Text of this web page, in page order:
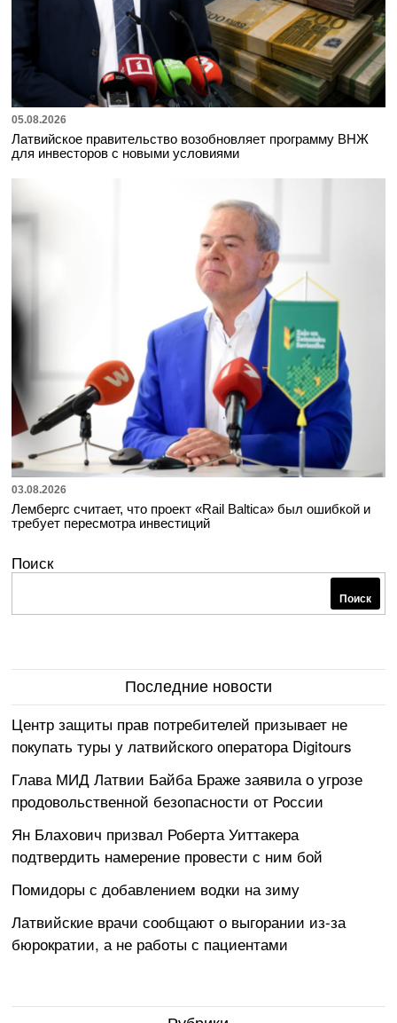
05.08.2026
Латвийское правительство возобновляет программу ВНЖ
для инвесторов с новыми условиями
03.08.2026
Лембергс считает, что проект «Rail Baltica» был ошибкой и
требует пересмотра инвестиций
Поиск
Поиск
Последние новости
Центр защиты прав потребителей призывает не
покупать туры у латвийского оператора Digitours
Глава МИД Латвии Байба Браже заявила о угрозе
продовольственной безопасности от России
Ян Блахович призвал Роберта Уиттакера
подтвердить намерение провести с ним бой
Помидоры с добавлением водки на зиму
Латвийские врачи сообщают о выгорании из-за
бюрократии, а не работы с пациентами